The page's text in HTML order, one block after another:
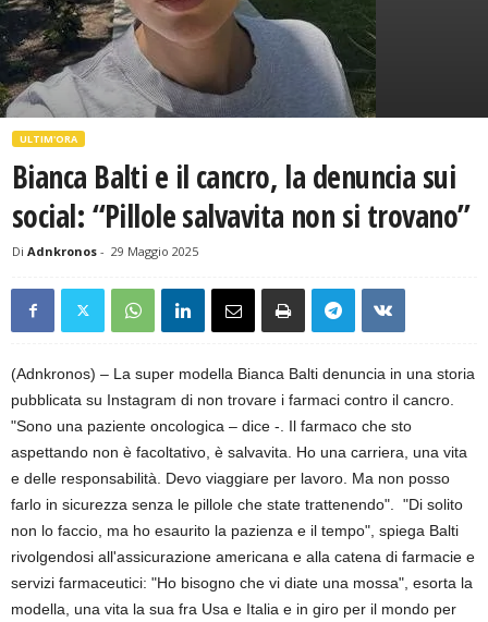
ULTIM'ORA
Bianca Balti e il cancro, la denuncia sui
social: “Pillole salvavita non si trovano”
Di Adnkronos - 29 Maggio 2025
(Adnkronos) – La super modella Bianca Balti denuncia in una storia
pubblicata su Instagram di non trovare i farmaci contro il cancro.
"Sono una paziente oncologica – dice -. Il farmaco che sto
aspettando non è facoltativo, è salvavita. Ho una carriera, una vita
e delle responsabilità. Devo viaggiare per lavoro. Ma non posso
farlo in sicurezza senza le pillole che state trattenendo". "Di solito
non lo faccio, ma ho esaurito la pazienza e il tempo", spiega Balti
rivolgendosi all'assicurazione americana e alla catena di farmacie e
servizi farmaceutici: "Ho bisogno che vi diate una mossa", esorta la
modella, una vita la sua fra Usa e Italia e in giro per il mondo per